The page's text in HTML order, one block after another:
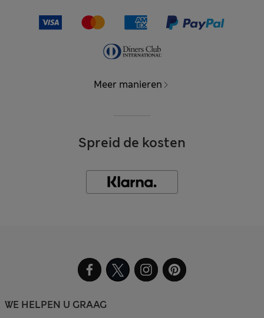
Meer manieren
Spreid de kosten
WE HELPEN U GRAAG